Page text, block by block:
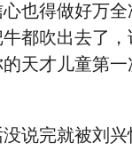
也得做好万全
都吹出去了
天才儿童第一
没说完就被刘